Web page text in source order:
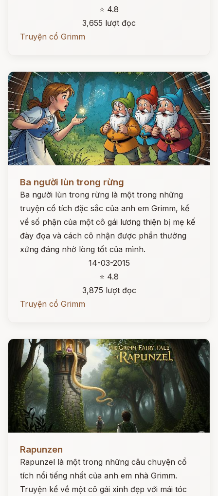
⭐ 4.8
3,655 lượt đọc
Truyện cổ Grimm
Ba người lùn trong rừng
Ba người lùn trong rừng là một trong những
truyện cổ tích đặc sắc của anh em Grimm, kể
về số phận của một cô gái lương thiện bị mẹ kế
đày đọa và cách cô nhận được phần thưởng
xứng đáng nhờ lòng tốt của mình.
14-03-2015
⭐ 4.8
3,875 lượt đọc
Truyện cổ Grimm
Rapunzen
Rapunzel là một trong những câu chuyện cổ
tích nổi tiếng nhất của anh em nhà Grimm.
Truyện kể về một cô gái xinh đẹp với mái tóc